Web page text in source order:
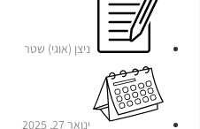
ניצן (אוגי) שטר
ינואר 27, 2025